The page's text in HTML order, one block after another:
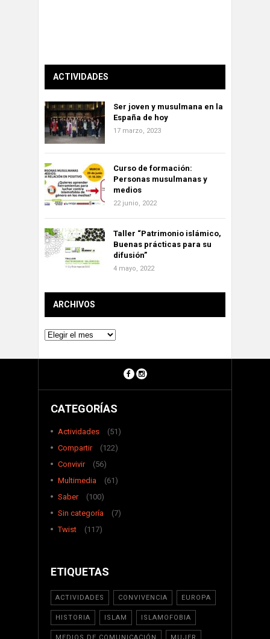
ACTIVIDADES
Ser joven y musulmana en la
España de hoy
17 marzo, 2023
Curso de formación:
Personas musulmanas y
medios
22 junio, 2022
Taller “Patrimonio islámico,
Buenas prácticas para su
difusión”
4 mayo, 2022
ARCHIVOS
Archivos
CATEGORÍAS
Actividades
(51)
Compartir
(122)
Convivir
(56)
Multimedia
(61)
Saber
(100)
Sin categoría
(7)
Twist
(117)
ETIQUETAS
ACTIVIDADES CONVIVENCIA EUROPA
HISTORIA ISLAM ISLAMOFOBIA
MEDIOS DE COMUNICACIÓN MUJER